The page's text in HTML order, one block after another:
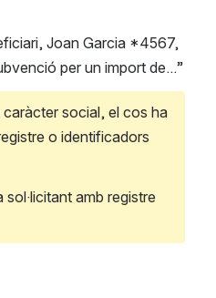
Joan Garcia *4567,
per un import de...”
social, el cos ha
o identificadors
sol·licitant amb registre